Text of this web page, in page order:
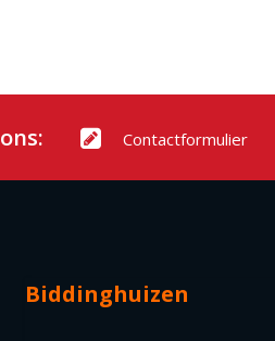
Contactformulier
Biddinghuizen